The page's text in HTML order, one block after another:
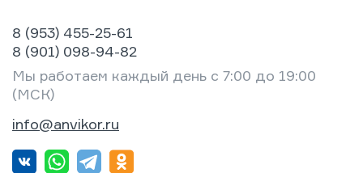
8 (953) 455-25-61
8 (901) 098-94-82
Мы работаем каждый день с 7:00 до 19:00
(МСК)
info@anvikor.ru